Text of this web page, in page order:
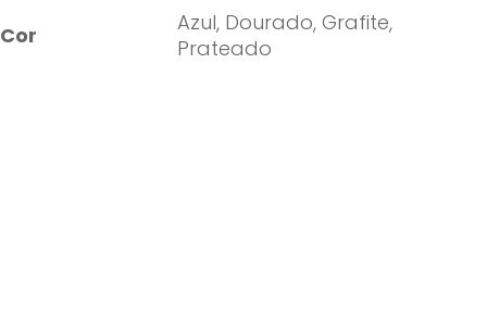
Cor
Azul, Dourado, Grafite,
Prateado